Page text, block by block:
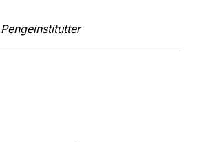
Pengeinstitutter